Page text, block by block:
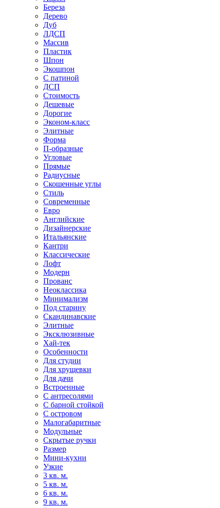
Береза
Дерево
Дуб
ЛДСП
Массив
Пластик
Шпон
Экошпон
С патиной
ДСП
Стоимость
Дешевые
Дорогие
Эконом-класс
Элитные
Форма
П-образные
Угловые
Прямые
Радиусные
Скошенные углы
Стиль
Современные
Евро
Английские
Дизайнерские
Итальянские
Кантри
Классические
Лофт
Модерн
Прованс
Неоклассика
Минимализм
Под старину
Скандинавские
Элитные
Эксклюзивные
Хай-тек
Особенности
Для студии
Для хрущевки
Для дачи
Встроенные
С антресолями
С барной стойкой
С островом
Малогабаритные
Модульные
Скрытые ручки
Размер
Мини-кухни
Узкие
3 кв. м.
5 кв. м.
6 кв. м.
9 кв. м.